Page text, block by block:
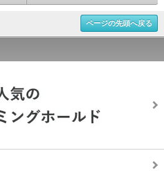
ページの先頭へ戻る